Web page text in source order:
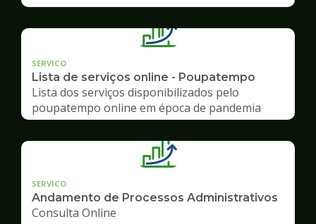
SERVICO
Lista de serviços online - Poupatempo
Lista dos serviços disponibilizados pelo
poupatempo online em época de pandemia
SERVICO
Andamento de Processos Administrativos
Consulta Online